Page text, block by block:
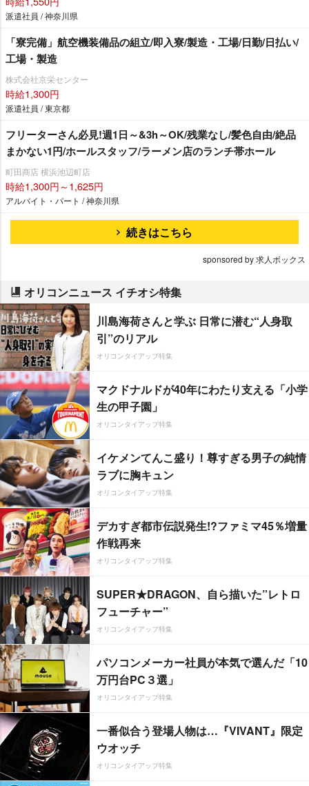
派遣社員 / 神奈川県
「寮完備」航空機装備品の組立/即入寮/製造・工場/日勤/日払い/
工場・製造
株式会社京栄センター
時給1,300円
派遣社員 / 東京都
フリーターさん必見!週1日～&3h～OK/残業なし/髪色自由/絶品
まかない1円/ホールスタッフ/ラーメン店のランチ帯ホール
町田商店 横浜池辺町店
時給1,300円～1,625円
アルバイト・パート / 神奈川県
続きはこちら
sponsored by 求人ボックス
オリコンニュース イチオシ特集
川島海荷さんと学ぶ 日常に潜む“人身取
引”のリアル
オリコンタイアップ特集
マクドナルドが40年にわたり支える「小学
生の甲子園」
オリコンタイアップ特集
イケメンてんこ盛り！尊すぎる男子の純情
ラブに胸キュン
オリコンタイアップ特集
デカすぎ都市伝説発生!?ファミマ45％増量
作戦再来
オリコンタイアップ特集
SUPER★DRAGON、自ら描いた”レトロ
フューチャー”
オリコンタイアップ特集
パソコンメーカー社員が本気で選んだ「10
万円台PC３選」
オリコンタイアップ特集
一番似合う登場人物は…『VIVANT』限定
ウオッチ
オリコンタイアップ特集